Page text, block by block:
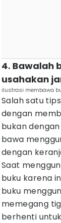
4. Bawalah
usahakan
ilustrasi membawa
Salah satu
dengan
bukan
bawa
dengan
Saat
buku karena
buku
memegang
berhenti